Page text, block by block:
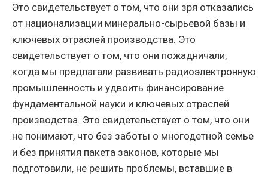
Это свидетельствует о том, что они зря отказались
от национализации минерально-сырьевой базы и
ключевых отраслей производства. Это
свидетельствует о том, что они пожадничали,
когда мы предлагали развивать радиоэлектронную
промышленность и удвоить финансирование
фундаментальной науки и ключевых отраслей
производства. Это свидетельствует о том, что они
не понимают, что без заботы о многодетной семье
и без принятия пакета законов, которые мы
подготовили, не решить проблемы, вставшие в